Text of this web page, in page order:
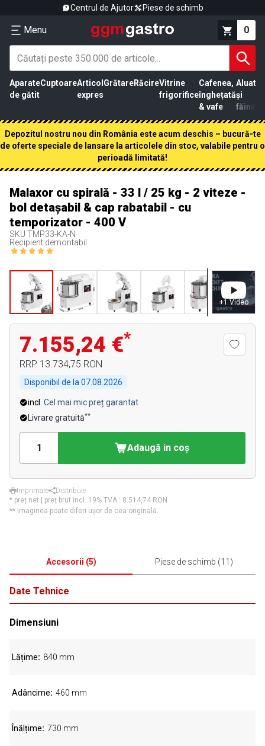
Centrul de Ajutor Piese de schimb
Menu 0
Aparate
de gătit
CuptoareArticol
expres
GrătareRăcireVitrine
frigorifice
Cafenea,
înghețată
& vafe
Aluat
și
făină
Depozitul nostru nou din România este acum deschis – bucură-te
de oferte speciale de lansare la articolele din stoc, valabile pentru o
perioadă limitată!
Malaxor cu spirală - 33 l / 25 kg - 2 viteze -
bol detașabil & cap rabatabil - cu
temporizator - 400 V
SKU TMP33-KA-N
Recipient demontabil
+1 Video
7.155,24 €*
RRP 13.734,75 RON
Disponibil de la 07.08.2026
incl. Cel mai mic preț garantat
Livrare gratuită**
Adaugă in coş
Imprimare
Distribuie
* preț net | preț brut incl. 19% TVA.: 8.514,74 RON
** Imaginea poate diferi ușor de cea originală.
Accesorii (5) Piese de schimb (11 )
Date Tehnice
Dimensiuni
Lățime 840 mm
Adâncime 460 mm
Înălțime 730 mm